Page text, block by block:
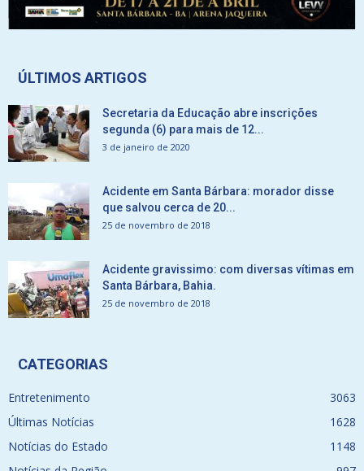
ÚLTIMOS ARTIGOS
Secretaria da Educação abre inscrições
segunda (6) para mais de 12...
3 de janeiro de 2020
Acidente em Santa Bárbara: morador disse
que salvou cerca de 20...
25 de novembro de 2018
Acidente gravissimo: com diversas vítimas em
Santa Bárbara, Bahia.
25 de novembro de 2018
CATEGORIAS
Entretenimento
3063
Últimas Notícias
1628
Notícias do Estado
1148